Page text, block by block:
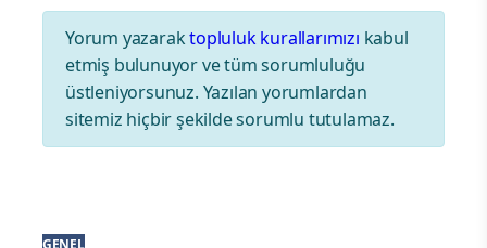
Yorum yazaraktopluluk kurallarımızı kabul
etmiş bulunuyor ve tüm sorumluluğu
üstleniyorsunuz. Yazılan yorumlardan
sitemiz hiçbir şekilde sorumlu tutulamaz.
GENEL